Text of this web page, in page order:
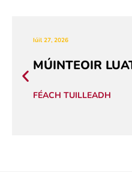
Iúil 27, 2026
MÚINTEOIR
FÉACH TUILLEADH